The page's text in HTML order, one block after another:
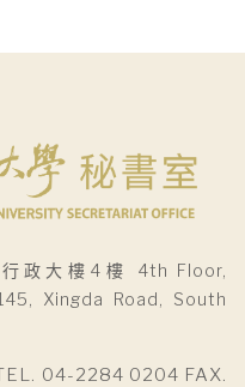
政大樓4樓 4th Floor,
Xingda Road, South
04-2284 0204 FAX.